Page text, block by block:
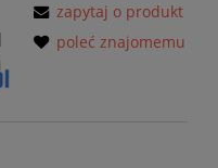
zapytaj o produkt
poleć znajomemu